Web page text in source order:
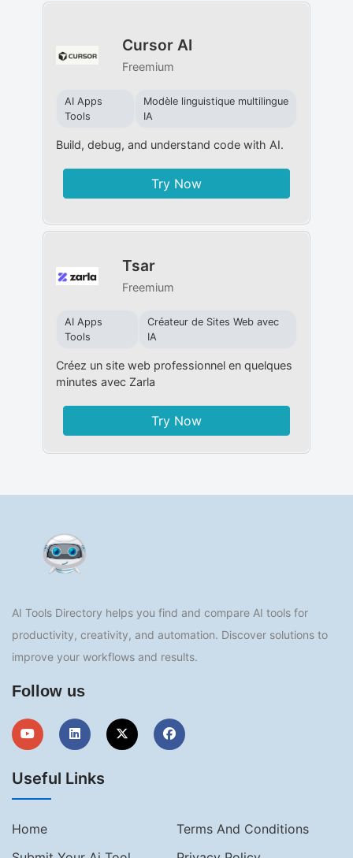
Cursor AI
Freemium
AI Apps
Tools
Modèle linguistique multilingue
IA
Build, debug, and understand code with AI.
Try Now
Tsar
Freemium
AI Apps
Tools
Créateur de Sites Web avec
IA
Créez un site web professionnel en quelques
minutes avec Zarla
Try Now
AI Tools Directory helps you find and compare AI tools for
productivity, creativity, and automation. Discover solutions to
improve your workflows and results.
Follow us
Useful Links
Home
Terms And Conditions